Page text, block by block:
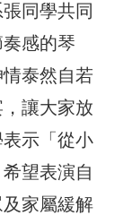
同學共同
感的琴
泰然自若
讓大家放
示「從小
望表演自
家屬緩解